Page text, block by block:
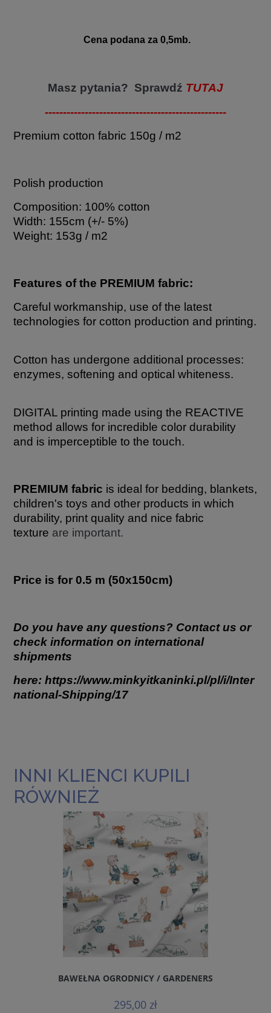
Cena podana za 0,5mb.
Masz pytania? Sprawdź TUTAJ
--------------------------------------------------
Premium cotton fabric 150g / m2
Polish production
Composition: 100% cotton
Width: 155cm (+/- 5%)
Weight: 153g / m2
Features of the PREMIUM fabric:
Careful workmanship, use of the latest
technologies for cotton production and printing.
Cotton has undergone additional processes:
enzymes, softening and optical whiteness.
DIGITAL printing made using the REACTIVE
method allows for incredible color durability
and is imperceptible to the touch.
PREMIUM fabric is ideal for bedding, blankets,
children's toys and other products in which
durability, print quality and nice fabric
texture are important.
Price is for 0.5 m (50x150cm)
Do you have any questions? Contact us or
check information on international
shipments
here: https://www.minkyitkaninki.pl/pl/i/Inter
national-Shipping/17
INNI KLIENCI KUPILI
RÓWNIEŻ
BAWEŁNA OGRODNICY / GARDENERS
295,00 zł